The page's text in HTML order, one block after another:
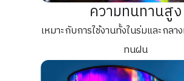
ความทนทานสูง
เหมาะกับการใช้งานทั้งในร่มและกล
ทนฝน